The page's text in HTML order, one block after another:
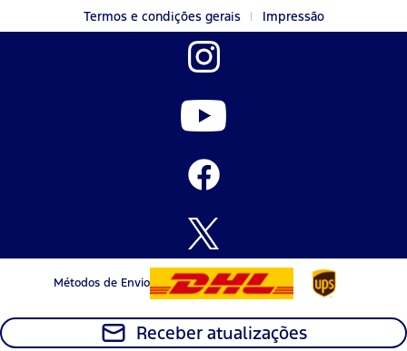
Termos e condições gerais
Impressão
Métodos de Envio
Receber atualizações